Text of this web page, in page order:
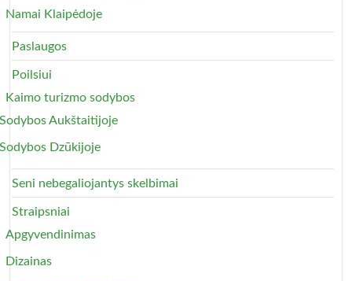
Namai Klaipėdoje
Paslaugos
Poilsiui
Kaimo turizmo sodybos
Sodybos Aukštaitijoje
Sodybos Dzūkijoje
Seni nebegaliojantys skelbimai
Straipsniai
Apgyvendinimas
Dizainas